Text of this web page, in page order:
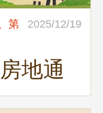
第
2025/12/19
地通
刊！